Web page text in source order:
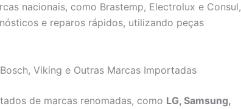
nacionais, como Brastemp, Electrolux e Consul,
e reparos rápidos, utilizando peças
Viking e Outras Marcas Importadas
de marcas renomadas, como LG, Samsung,